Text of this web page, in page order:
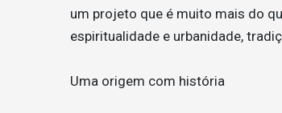
um projeto que é muito mais do
espiritualidade e urbanidade,
Uma origem com história